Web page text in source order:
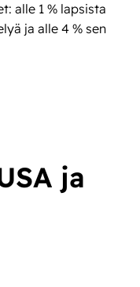
alle 1 % lapsista
ja alle 4 % sen
ja